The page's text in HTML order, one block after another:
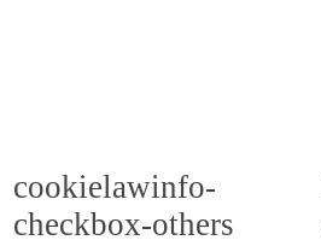
cookielawinfo-
checkbox-others